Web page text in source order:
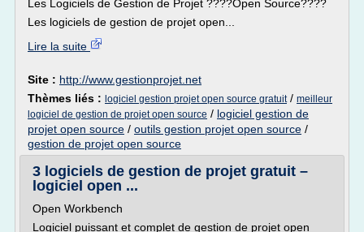
Les Logiciels de Gestion de Projet ????Open Source????
Les logiciels de gestion de projet open...
Lire la suite
Site : http://www.gestionprojet.net
Thèmes liés : logiciel gestion projet open source gratuit/ meilleur
logiciel de gestion de projet open source / logiciel gestion de
projet open source / outils gestion projet open source /
gestion de projet open source
3 logiciels de gestion de projet gratuit –
logiciel open ...
Open Workbench
Logiciel puissant et complet de gestion de projet open